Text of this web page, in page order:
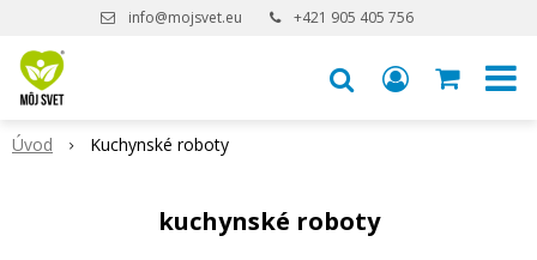
info@mojsvet.eu +421 905 405 756
Úvod Kuchynské roboty
kuchynské roboty